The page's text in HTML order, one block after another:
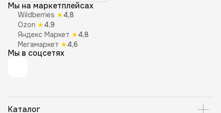
Мы на маркетплейсах
Wildberries ★4,8
Ozon ★4,9
Яндекс Маркет ★4,8
Мегамаркет ★4,6
Мы в соцсетях
Каталог